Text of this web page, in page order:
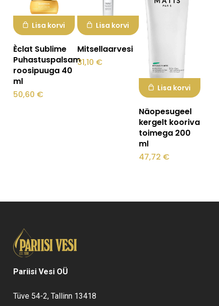
Lisa korvi
Èclat Sublime
Puhastuspalsam
roosipuuga 40
ml
50,60 €
Lisa korvi
Mitsellaarvesi
31,10 €
Lisa korvi
Näopesugeel
kergelt kooriva
toimega 200
ml
47,72 €
Pariisi Vesi OÜ
Tüve 54-2, Tallinn 13418